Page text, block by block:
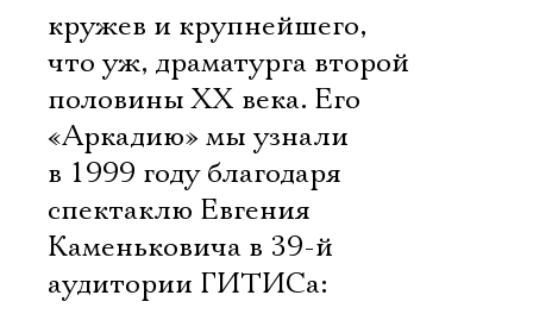
кружев и крупнейшего,
что уж, драматурга второй
половины ХХ века. Его
«Аркадию» мы узнали
в 1999 году благодаря
спектаклю Евгения
Каменьковича в 39-й
аудитории ГИТИСа: